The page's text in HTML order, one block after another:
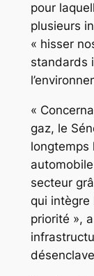
pour
plusieurs
« hisser
standards
«
gaz, le
longtemps
secteur
qui intègre
priorité »,